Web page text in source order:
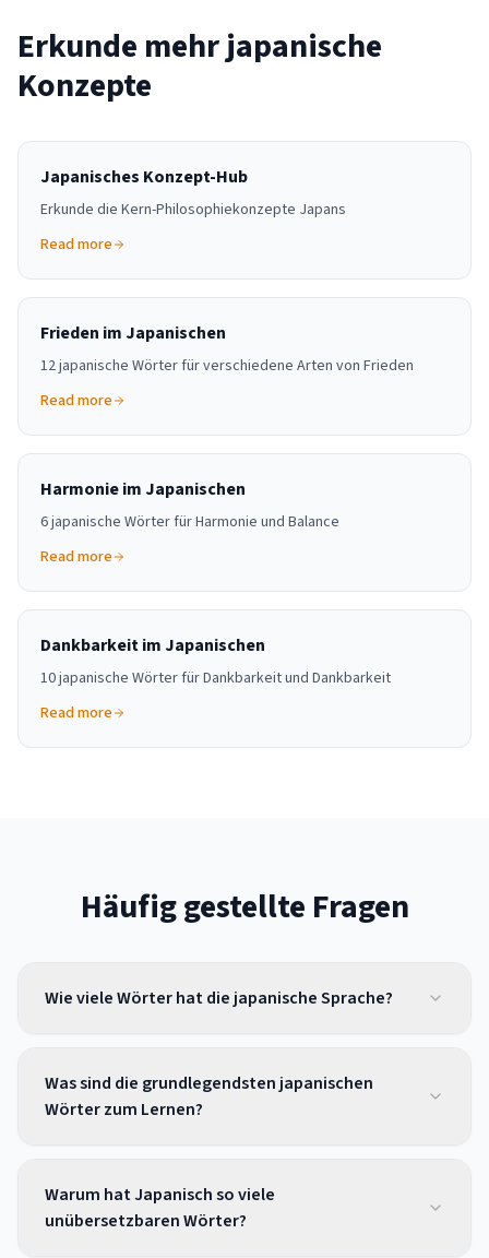
Erkunde mehr japanische
Konzepte
Japanisches Konzept-Hub
Erkunde die Kern-Philosophiekonzepte Japans
Read more
Frieden im Japanischen
12 japanische Wörter für verschiedene Arten von Frieden
Read more
Harmonie im Japanischen
6 japanische Wörter für Harmonie und Balance
Read more
Dankbarkeit im Japanischen
10 japanische Wörter für Dankbarkeit und Dankbarkeit
Read more
Häufig gestellte Fragen
Wie viele Wörter hat die japanische Sprache?
Was sind die grundlegendsten japanischen
Wörter zum Lernen?
Warum hat Japanisch so viele
unübersetzbaren Wörter?